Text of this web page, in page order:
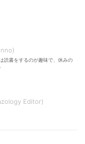
読書をするのが趣味で、休みの
Editor